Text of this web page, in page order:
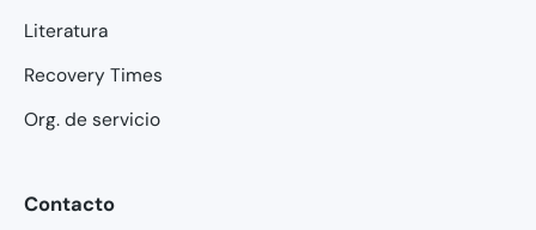
Literatura
Recovery Times
Org. de servicio
Contacto